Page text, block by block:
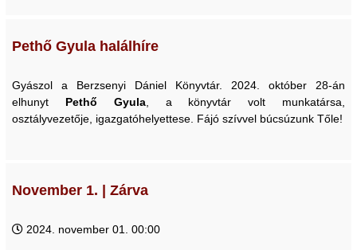
Pethő Gyula halálhíre
Gyászol a Berzsenyi Dániel Könyvtár. 2024. október 28-án
elhunyt Pethő Gyula, a könyvtár volt munkatársa,
osztályvezetője, igazgatóhelyettese. Fájó szívvel búcsúzunk Tőle!
November 1. | Zárva
2024. november 01. 00:00